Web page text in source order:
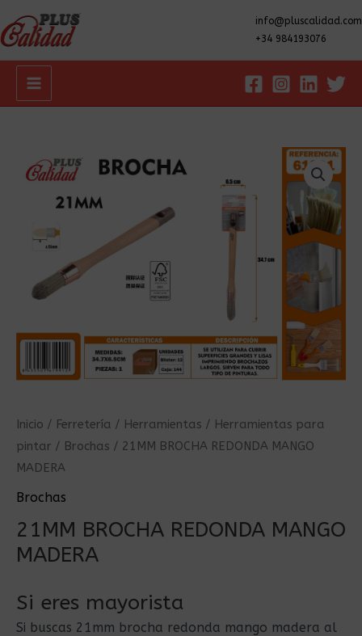
info@pluscalidad.com
+34 984193076
Main
Inicio / Ferretería / Herramientas / Herramientas para
pintar / Brochas / 21MM BROCHA REDONDA MANGO
MADERA
Brochas
21MM BROCHA REDONDA MANGO
MADERA
Si eres mayorista
Si buscas 21mm brocha redonda mango madera al